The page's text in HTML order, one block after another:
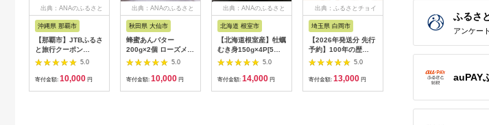
出典：ANAのふるさと
沖縄県 那覇市
【那覇市】JTBふるさ
と旅行クーポン
（3,000円分）有効期
間3年（Eメール発
行）｜旅行 トラベル
5.0
寄付金額: 10,000 円
出典：ANAのふるさと
秋田県 大仙市
蜂蜜あんバター
200g×2個 ローズメイ
[あんバター はちみ
つ 発酵バター あん
こ 水あめ不使用 秋
5.0
寄付金額: 10,000 円
出典：ANAのふるさと
北海道 根室市
【北海道根室産】牡蠣
むき身150g×4P[5月
下旬以降発送] A-
5.0
寄付金額: 14,000 円
出典：ふるさとチョイ
埼玉県 白岡市
【2026年発送分 先行
予約】100年の歴
史！！ アライファー
ムの「朝もぎ梨」幸
水・豊水・あきづき
5.0
寄付金額: 13,000 円
納税
愛知県 碧南市
期便 約700g×6回コ
40,000 円
ふるさ
アンケー
auPAY